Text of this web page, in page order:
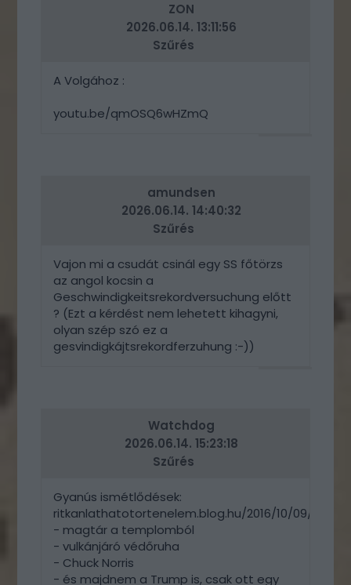
ZON
2026.06.14. 13:11:56
Szűrés
A Volgához :
youtu.be/qmOSQ6wHZmQ
amundsen
2026.06.14. 14:40:32
Szűrés
Vajon mi a csudát csinál egy SS főtörzs
az angol kocsin a
Geschwindigkeitsrekordversuchung előtt
? (Ezt a kérdést nem lehetett kihagyni,
olyan szép szó ez a
gesvindigkájtsrekordferzuhung :-))
Watchdog
2026.06.14. 15:23:18
Szűrés
Gyanús ismétlődések:
ritkanlathatotortenelem.blog.hu/2016/10/09/
- magtár a templomból
- vulkánjáró védőruha
- Chuck Norris
- és majdnem a Trump is, csak ott egy